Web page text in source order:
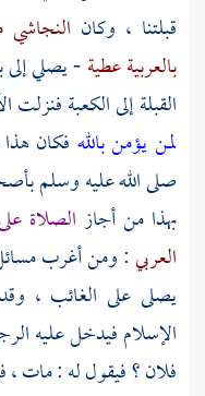
قبلتنا ، وكان
بالعربية عطية- يصلي إلى
القبلة إلىالكعبةفنزلت
لمن يؤمن بالله فكان
صلى الله عليه وسلم
بهذا من أجاز الصلاة
العربي: ومن أغرب
يصلى على الغائب ،
الإسلامفيدخل عليه
فلان ؟ فيقول له : مات ،